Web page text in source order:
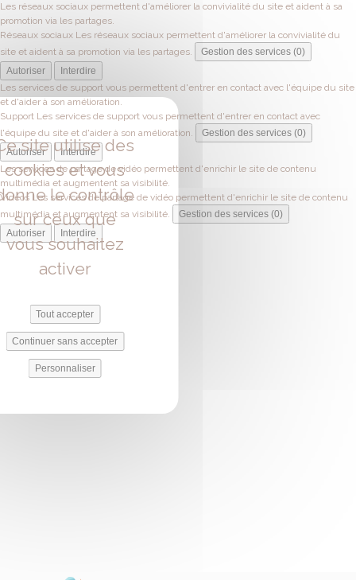
Les réseaux sociaux permettent d'améliorer la convivialité du site et aident à sa
promotion via les partages.
Réseaux sociaux Les réseaux sociaux permettent d'améliorer la convivialité du
site et aident à sa promotion via les partages.
Gestion des services (0)
Autoriser
Interdire
Les services de support vous permettent d'entrer en contact avec l'équipe du site
et d'aider à son amélioration.
Support Les services de support vous permettent d'entrer en contact avec
l'équipe du site et d'aider à son amélioration.
Gestion des services (0)
Autoriser
Interdire
Les services de partage de vidéo permettent d'enrichir le site de contenu
multimédia et augmentent sa visibilité.
Vidéos Les services de partage de vidéo permettent d'enrichir le site de contenu
multimédia et augmentent sa visibilité.
Gestion des services (0)
Autoriser
Interdire
site utilise des
cookies et vous
le contrôle
sur ceux que
vous souhaitez
activer
Tout accepter
Continuer sans accepter
Personnaliser